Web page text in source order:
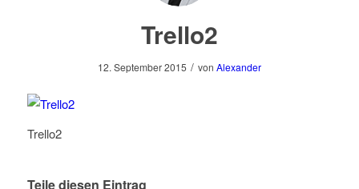
Trello2
12. September 2015 / von Alexander
Trello2
Teile diesen Eintrag